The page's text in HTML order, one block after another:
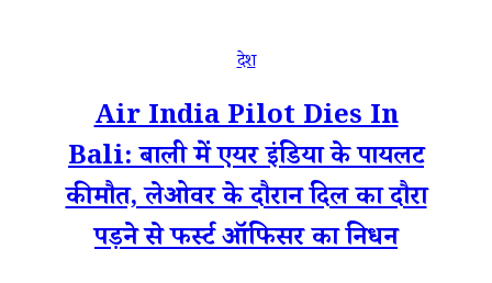
देश
Air India Pilot Dies In
Bali: बाली में एयर इंडिया के पायलट
की मौत, लेओवर के दौरान दिल का दौरा
पड़ने से फर्स्ट ऑफिसर का निधन